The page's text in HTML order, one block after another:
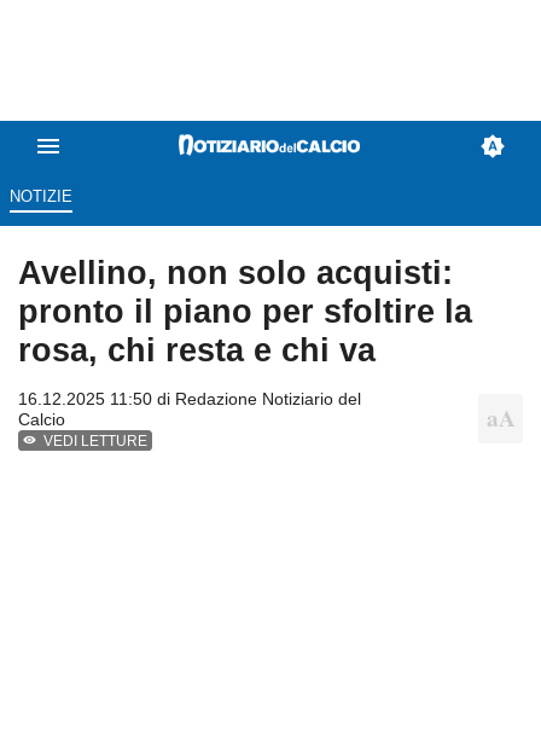
NOTIZIE
Avellino, non solo acquisti:
pronto il piano per sfoltire la
rosa, chi resta e chi va
16.12.2025 11:50 di Redazione Notiziario del
Calcio
VEDI LETTURE